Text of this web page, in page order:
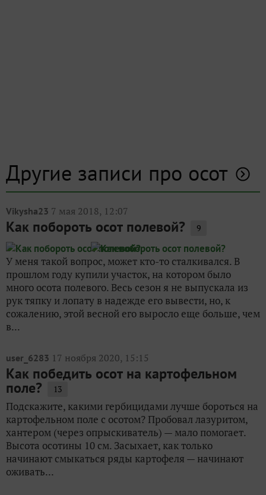
Другие записи про осот
Vikysha23 7 мая 2018, 12:07
Как побороть осот полевой? 9
У меня такой вопрос, может кто-то сталкивался. В
прошлом году купили участок, на котором было
много осота полевого. Весь сезон я не выпускала из
рук тяпку и лопату в надежде его вывести, но, к
сожалению, этой весной его выросло еще больше, чем
в...
user_6283 17 ноября 2020, 15:15
Как победить осот на картофельном
поле? 13
Подскажите, какими гербицидами лучше бороться на
картофельном поле с осотом? Пробовал лазуритом,
хантером (через опрыскиватель) — мало помогает.
Высота осотины 10 см. Засыхает, как только
начинают смыкаться ряды картофеля — начинают
оживать...